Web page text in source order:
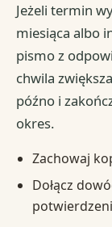
Jeżeli termin
miesiąca albo
pismo z
chwila
późno i
okres.
Zachowaj
Dołącz